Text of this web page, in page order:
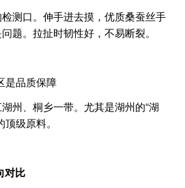
测口。伸手进去摸，优质桑蚕丝手
题。拉扯时韧性好，不易断裂。
是品质保障
州、桐乡一带。尤其是湖州的“湖
级原料。
对比